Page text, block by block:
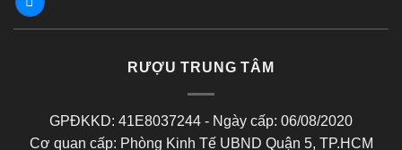
RƯỢU TRUNG TÂM
GPĐKKD: 41E8037244 - Ngày cấp: 06/08/2020
Cơ quan cấp: Phòng Kinh Tế UBND Quận 5, TP.HCM